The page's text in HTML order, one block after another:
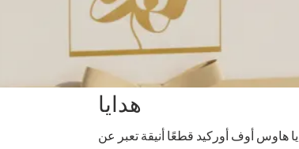
هدايا
هاوس أوف أوركيد قطعًا أنيقة تعبر عن